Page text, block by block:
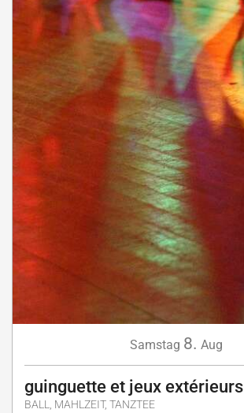
Samstag 8. Aug
guinguette et jeux extérieurs
BALL, MAHLZEIT, TANZTEE